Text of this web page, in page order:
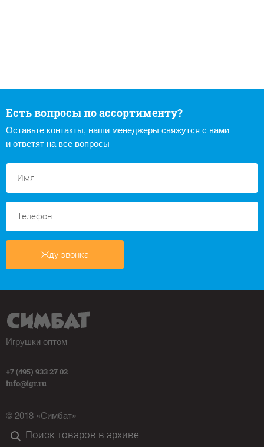
Есть вопросы по ассортименту?
Оставьте контакты, наши менеджеры свяжутся с вами
и ответят на все вопросы
Жду звонка
Игрушки оптом
+7 (495) 933 27 02
info@igr.ru
© 2018 «Симбат»